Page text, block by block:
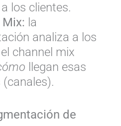
los clientes.
Mix: la
analiza a los
channel mix
llegan esas
(canales).
de